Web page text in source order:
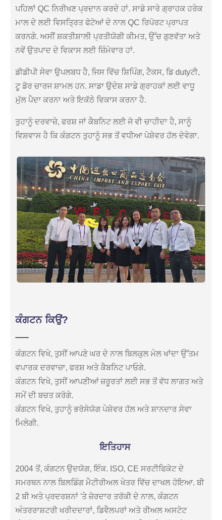
ਪਹਿਲਾਂ QC ਨਿਰੀਖਣ ਪ੍ਰਦਾਨ ਕਰਦੇ ਹਾਂ. ਸਾਡੇ ਸਾਰੇ ਗ੍ਰਾਹਕ ਹਰੇਕ
ਮਾਲ ਦੇ ਲਈ ਵਿਸਤ੍ਰਿਤ ਫੋਟੋਆਂ ਦੇ ਨਾਲ QC ਰਿਪੋਰਟ ਪ੍ਰਾਪਤ
ਕਰਨਗੇ. ਅਸੀਂ ਸ਼ਕਤੀਸ਼ਾਲੀ ਪ੍ਰਤੀਯੋਗੀ ਕੀਮਤ, ਉੱਚ ਗੁਣਵੱਤਾ ਅਤੇ
ਨਵੇਂ ਉਤਪਾਦ ਦੇ ਵਿਕਾਸ ਲਈ ਜ਼ਿੰਮੇਵਾਰ ਹਾਂ.
ਡੀਡੀਪੀ ਸੇਵਾ ਉਪਲਬਧ ਹੈ, ਜਿਸ ਵਿੱਚ ਸ਼ਿਪਿੰਗ, ਟੈਕਸ, ਡਿ dutyਟੀ,
ਟੂ ਡੋਰ ਚਾਰਜ ਸ਼ਾਮਲ ਹਨ. ਸਾਡਾ ਉਦੇਸ਼ ਸਾਡੇ ਗ੍ਰਾਹਕਾਂ ਲਈ ਵਾਧੂ
ਮੁੱਲ ਪੈਦਾ ਕਰਨਾ ਅਤੇ ਇਕੱਠੇ ਵਿਕਾਸ ਕਰਨਾ ਹੈ.
ਤੁਹਾਨੂੰ ਦਰਵਾਜ਼ੇ, ਫਰਸ਼ ਜਾਂ ਕੈਬਨਿਟ ਲਈ ਜੋ ਵੀ ਚਾਹੀਦਾ ਹੈ, ਸਾਨੂੰ
ਵਿਸ਼ਵਾਸ ਹੈ ਕਿ ਕੰਗਟਨ ਤੁਹਾਨੂੰ ਸਭ ਤੋਂ ਵਧੀਆ ਪੇਸ਼ੇਵਰ ਹੱਲ ਦੇਵੇਗਾ.
ਕੰਗਟਨ ਕਿਉਂ?
ਕੰਗਟਨ ਵਿਖੇ, ਤੁਸੀਂ ਆਪਣੇ ਘਰ ਦੇ ਨਾਲ ਬਿਲਕੁਲ ਮੇਲ ਖਾਂਦਾ ਉੱਤਮ
ਵਪਾਰਕ ਦਰਵਾਜ਼ਾ, ਫਰਸ਼ ਅਤੇ ਕੈਬਨਿਟ ਪਾਓਗੇ.
ਕੰਗਟਨ ਵਿਖੇ, ਤੁਸੀਂ ਆਪਣੀਆਂ ਜ਼ਰੂਰਤਾਂ ਲਈ ਸਭ ਤੋਂ ਵੱਧ ਲਾਗਤ ਅਤੇ
ਸਮੇਂ ਦੀ ਬਚਤ ਕਰੋਗੇ.
ਕੰਗਟਨ ਵਿਖੇ, ਤੁਹਾਨੂੰ ਭਰੋਸੇਯੋਗ ਪੇਸ਼ੇਵਰ ਹੱਲ ਅਤੇ ਸ਼ਾਨਦਾਰ ਸੇਵਾ
ਮਿਲੇਗੀ.
ਇਤਿਹਾਸ
2004 ਤੋਂ, ਕੰਗਟਨ ਉਦਯੋਗ, ਇੰਕ. ISO, CE ਸਰਟੀਫਿਕੇਟ ਦੇ
ਸਮਰਥਨ ਨਾਲ ਬਿਲਡਿੰਗ ਮੈਟੀਰੀਅਲ ਖੇਤਰ ਵਿੱਚ ਦਾਖਲ ਹੋਇਆ. ਬੀ
2 ਬੀ ਅਤੇ ਪ੍ਰਦਰਸ਼ਨਾਂ 'ਤੇ ਜ਼ੋਰਦਾਰ ਤਰੱਕੀ ਦੇ ਨਾਲ, ਕੰਗਟਨ
ਅੰਤਰਰਾਸ਼ਟਰੀ ਖਰੀਦਦਾਰਾਂ, ਡਿਵੈਲਪਰਾਂ ਅਤੇ ਰੀਅਲ ਅਸਟੇਟ